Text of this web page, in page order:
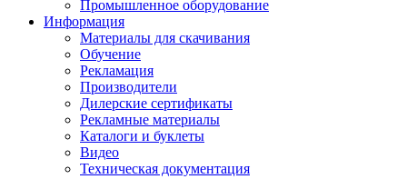
Промышленное оборудование
Информация
Материалы для скачивания
Обучение
Рекламация
Производители
Дилерские сертификаты
Рекламные материалы
Каталоги и буклеты
Видео
Техническая документация